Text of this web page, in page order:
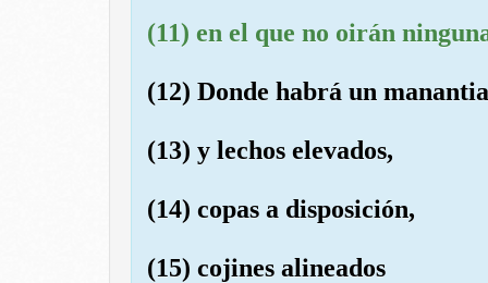
(11) en el que no oirán
(12) Donde habrá un
(13) y lechos elevados,
(14) copas a disposición,
(15) cojines alineados